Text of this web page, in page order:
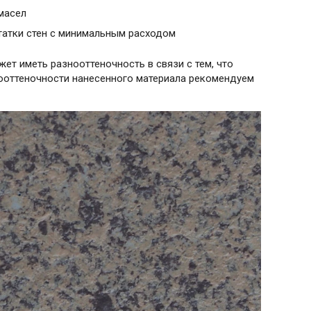
стен с минимальным расходом
иметь разнооттеночность в связи с тем, что
нанесенного материала рекомендуем